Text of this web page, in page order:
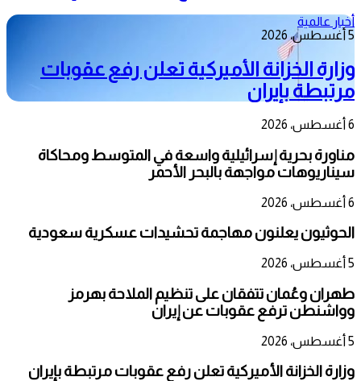
أخبار عالمية
5 أغسطس، 2026
وزارة الخزانة الأميركية تعلن رفع عقوبات
مرتبطة بإيران
6 أغسطس، 2026
مناورة بحرية إسرائيلية واسعة في المتوسط ومحاكاة
سيناريوهات مواجهة بالبحر الأحمر
6 أغسطس، 2026
الحوثيون يعلنون مهاجمة تحشيدات عسكرية سعودية
5 أغسطس، 2026
طهران وعُمان تتفقان على تنظيم الملاحة بهرمز
وواشنطن ترفع عقوبات عن إيران
5 أغسطس، 2026
وزارة الخزانة الأميركية تعلن رفع عقوبات مرتبطة بإيران